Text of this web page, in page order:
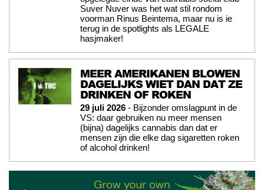
Suver Nuver was het wat stil rondom
voorman Rinus Beintema, maar nu is ie
terug in de spotlights als LEGALE
hasjmaker!
MEER AMERIKANEN BLOWEN
DAGELIJKS WIET DAN DAT ZE
DRINKEN OF ROKEN
29 juli 2026 - Bijzonder omslagpunt in de
VS: daar gebruiken nu meer mensen
(bijna) dagelijks cannabis dan dat er
mensen zijn die elke dag sigaretten roken
of alcohol drinken!